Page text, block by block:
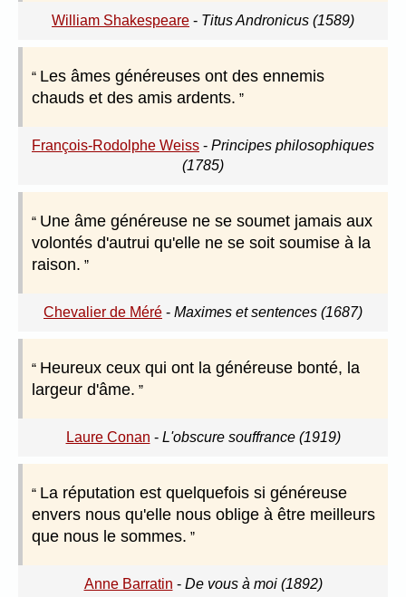
William Shakespeare - Titus Andronicus (1589)
Les âmes généreuses ont des ennemis
chauds et des amis ardents.
François-Rodolphe Weiss - Principes philosophiques
(1785)
Une âme généreuse ne se soumet jamais aux
volontés d'autrui qu'elle ne se soit soumise à la
raison.
Chevalier de Méré - Maximes et sentences (1687)
Heureux ceux qui ont la généreuse bonté, la
largeur d'âme.
Laure Conan - L'obscure souffrance (1919)
La réputation est quelquefois si généreuse
envers nous qu'elle nous oblige à être meilleurs
que nous le sommes.
Anne Barratin - De vous à moi (1892)